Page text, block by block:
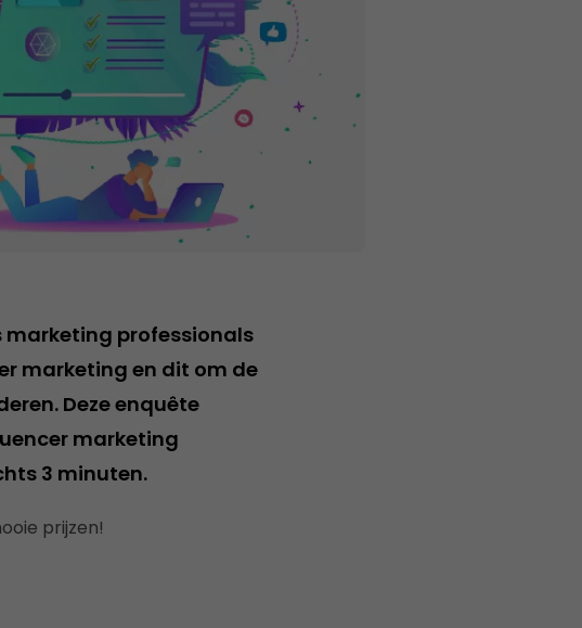
marketing professionals
marketing en dit om de
Deze enquête
marketing
3 minuten.
prijzen!